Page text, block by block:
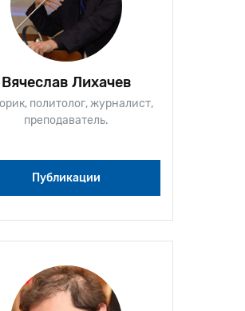
Вячеслав Лихачев
политолог, журналист,
преподаватель.
Публикации